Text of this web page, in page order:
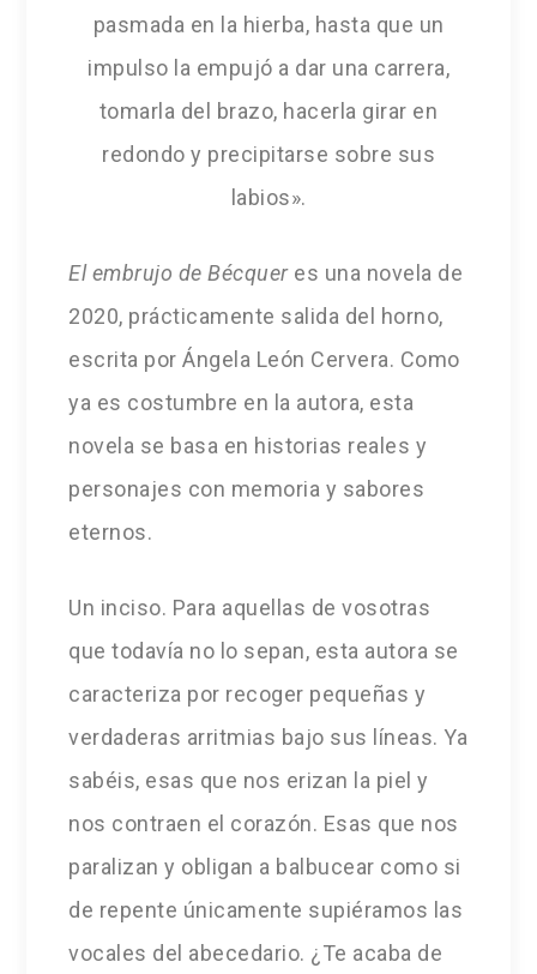
pasmada en la hierba, hasta que un
impulso la empujó a dar una carrera,
tomarla del brazo, hacerla girar en
redondo y precipitarse sobre sus
labios».
El embrujo de Bécqueres una novela de
2020, prácticamente salida del horno,
escrita por Ángela León Cervera. Como
ya es costumbre en la autora, esta
novela se basa en historias reales y
personajes con memoria y sabores
eternos.
Un inciso. Para aquellas de vosotras
que todavía no lo sepan, esta autora se
caracteriza por recoger pequeñas y
verdaderas arritmias bajo sus líneas. Ya
sabéis, esas que nos erizan la piel y
nos contraen el corazón. Esas que nos
paralizan y obligan a balbucear como si
de repente únicamente supiéramos las
vocales del abecedario. ¿Te acaba de